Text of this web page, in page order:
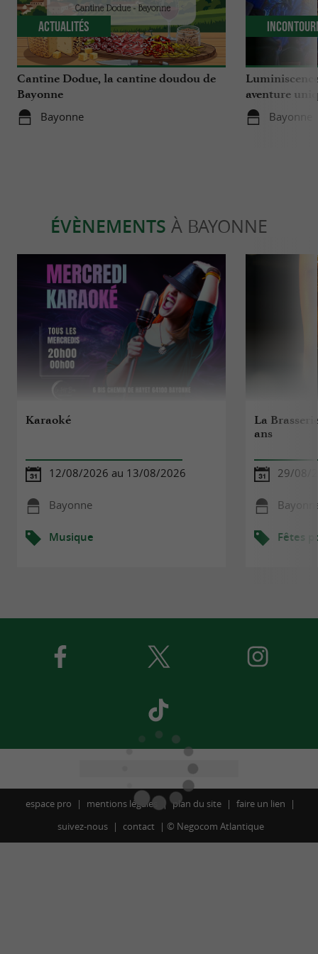
Cantine Dodue, la cantine doudou de
Bayonne
Bayonne
Actualités
aventure
cathédrale
Bayonne
ÉVÈNEMENTS À BAYONNE
Karaoké
12/08/2026 au 13/08/2026
Bayonne
Musique
La
ans
29/08/
Fêtes
espace pro mentions légales plan du site
faire un lien
suivez-nous
contact © Negocom Atlantique